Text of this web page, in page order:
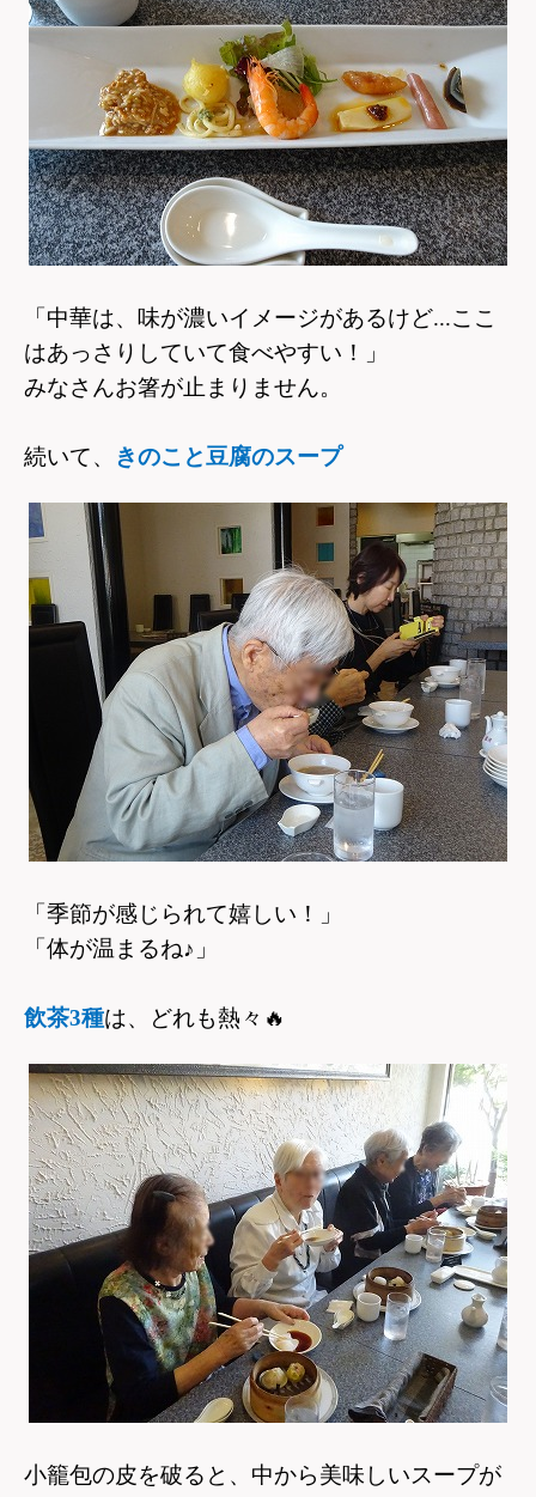
「中華は、味が濃いイメージがあるけど...ここ
はあっさりしていて食べやすい！」
みなさんお箸が止まりません。
続いて、 きのこと豆腐のスープ
「季節が感じられて嬉しい！」
「体が温まるね♪」
飲茶3種は、どれも熱々 🔥
小籠包の皮を破ると、中から美味しいスープが